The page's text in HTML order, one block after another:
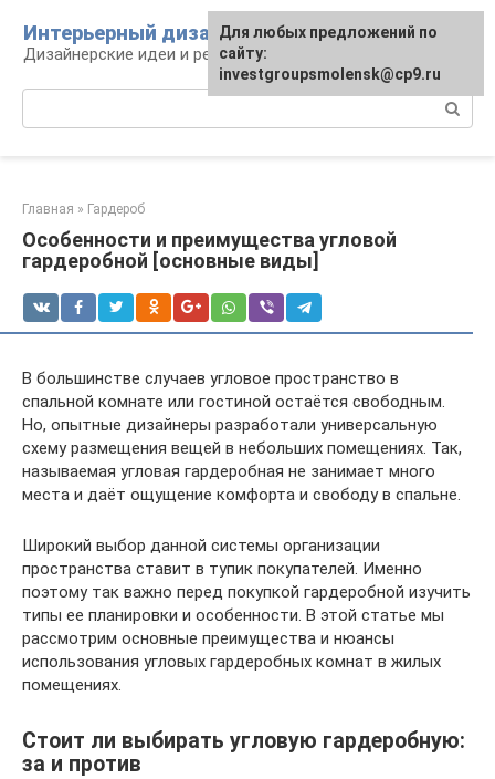
контенту
Интерьерный дизайн
Дизайнерские идеи и решения
Главная » Гардероб
Особенности и преимущества угловой
гардеробной [основные виды]
В большинстве случаев угловое пространство в
спальной комнате или гостиной остаётся свободным.
Но, опытные дизайнеры разработали универсальную
схему размещения вещей в небольших помещениях. Так,
называемая угловая гардеробная не занимает много
места и даёт ощущение комфорта и свободу в спальне.
Широкий выбор данной системы организации
пространства ставит в тупик покупателей. Именно
поэтому так важно перед покупкой гардеробной изучить
типы ее планировки и особенности. В этой статье мы
рассмотрим основные преимущества и нюансы
использования угловых гардеробных комнат в жилых
помещениях.
Стоит ли выбирать угловую гардеробную:
за и против
Для любых предложений по
сайту:
investgroupsmolensk@cp9.ru